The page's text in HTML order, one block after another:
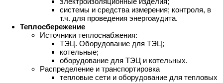
системы и средства измерения; контроля, в
т.ч. для проведения энергоаудита.
Теплосбережение
Источники теплоснабжения:
ТЭЦ. Оборудование для ТЭЦ;
котельные;
оборудование для ТЭЦ и котельных.
Распределение и транспортировка
тепловые сети и оборудование для тепловых